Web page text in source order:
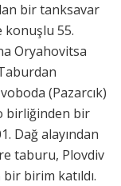
bir tanksavar
konuşlu 55.
Oryahovitsa
(Pazarcık)
birliğinden bir
Dağ alayından
taburu, Plovdiv
birim katıldı.